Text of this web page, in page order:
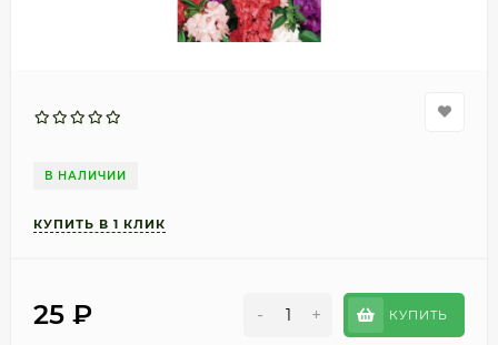
В НАЛИЧИИ
25 ₽ - + КУПИТЬ